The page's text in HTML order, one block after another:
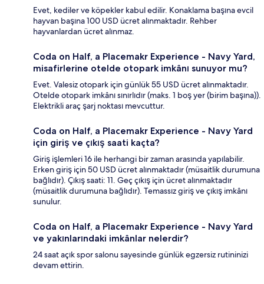
Evet, kediler ve köpekler kabul edilir. Konaklama başına evcil
hayvan başına 100 USD ücret alınmaktadır. Rehber
hayvanlardan ücret alınmaz.
Coda on Half, a Placemakr Experience - Navy Yard,
misafirlerine otelde otopark imkânı sunuyor mu?
Evet. Valesiz otopark için günlük 55 USD ücret alınmaktadır.
Otelde otopark imkânı sınırlıdır (maks. 1 boş yer (birim başına)).
Elektrikli araç şarj noktası mevcuttur.
Coda on Half, a Placemakr Experience - Navy Yard
için giriş ve çıkış saati kaçta?
Giriş işlemleri 16 ile herhangi bir zaman arasında yapılabilir.
Erken giriş için 50 USD ücret alınmaktadır (müsaitlik durumuna
bağlıdır). Çıkış saati: 11. Geç çıkış için ücret alınmaktadır
(müsaitlik durumuna bağlıdır). Temassız giriş ve çıkış imkânı
sunulur.
Coda on Half, a Placemakr Experience - Navy Yard
ve yakınlarındaki imkânlar nelerdir?
24 saat açık spor salonu sayesinde günlük egzersiz rutininizi
devam ettirin.